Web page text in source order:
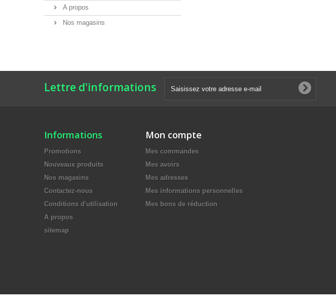
A propos
Nos magasins
Lettre d'informations
Informations
Promotions
Nouveaux produits
Nos magasins
Contactez-nous
Conditions d'utilisation
A propos
sitemap
Mon compte
Mes commandes
Mes avoirs
Mes adresses
Mes informations personnelles
Mes bons de réduction